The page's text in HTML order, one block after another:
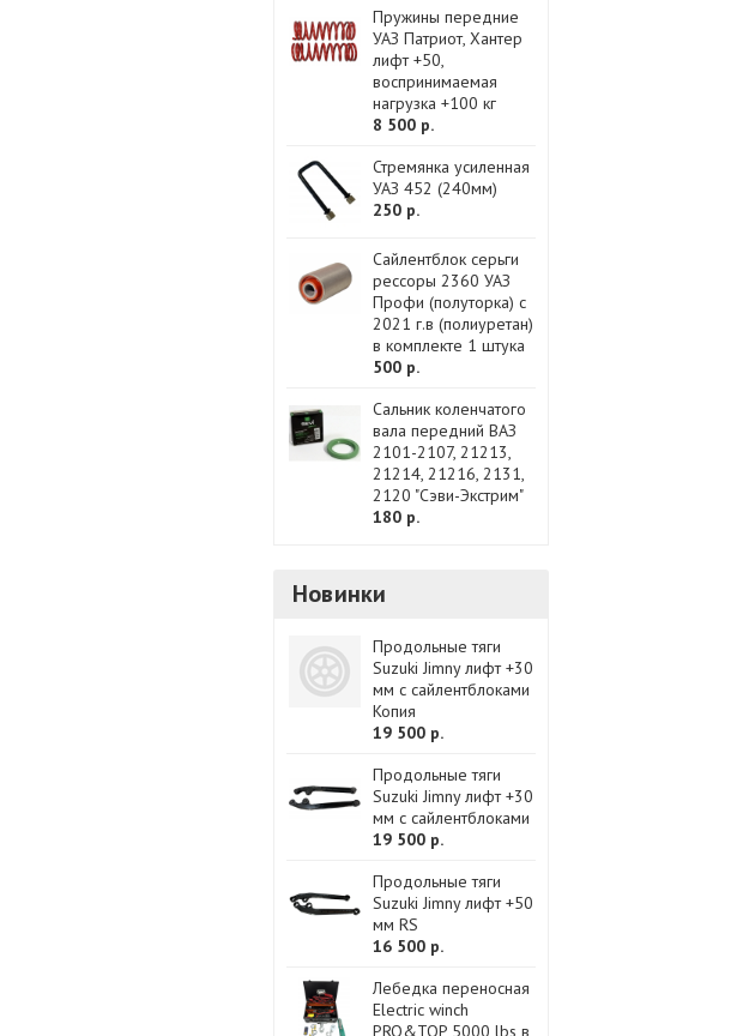
Пружины передние
УАЗ Патриот, Хантер
лифт +50,
воспринимаемая
нагрузка +100 кг
8 500 р.
Стремянка усиленная
УАЗ 452 (240мм)
250 р.
Сайлентблок серьги
рессоры 2360 УАЗ
Профи (полуторка) с
2021 г.в (полиуретан)
в комплекте 1 штука
500 р.
Сальник коленчатого
вала передний ВАЗ
2101-2107, 21213,
21214, 21216, 2131,
2120 "Сэви-Экстрим"
180 р.
Новинки
Продольные тяги
Suzuki Jimny лифт +30
мм с сайлентблоками
Копия
19 500 р.
Продольные тяги
Suzuki Jimny лифт +30
мм с сайлентблоками
19 500 р.
Продольные тяги
Suzuki Jimny лифт +50
мм RS
16 500 р.
Лебедка переносная
Electric winch
PRO&TOP 5000 lbs в